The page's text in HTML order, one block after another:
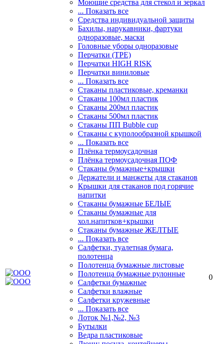
Моющие средства для стекол и зеркал
... Показать все
Средства индивидуальной защиты
Бахилы, нарукавники, фартуки
одноразовые, маски
Головные уборы одноразовые
Перчатки (ТРЕ)
Перчатки HIGH RISK
Перчатки виниловые
... Показать все
Стаканы пластиковые, креманки
Стаканы 100мл пластик
Стаканы 200мл пластик
Стаканы 500мл пластик
Стаканы ПП Bubble cup
Стаканы с куполообразной крышкой
... Показать все
Плёнка термоусадочная
Плёнка термоусадочная ПОФ
Стаканы бумажные+крышки
Держатели и манжеты для стаканов
Крышки для стаканов под горячие
напитки
Стаканы бумажные БЕЛЫЕ
Стаканы бумажные для
хол.напитков+крышки
Стаканы бумажные ЖЕЛТЫЕ
... Показать все
Салфетки, туалетная бумага,
полотенца
Полотенца бумажные листовые
Полотенца бумажные рулонные
Салфетки бумажные
Салфетки влажные
Салфетки кружевные
... Показать все
Лоток №1,№2, №3
Бутылки
Ведра пластиковые
0